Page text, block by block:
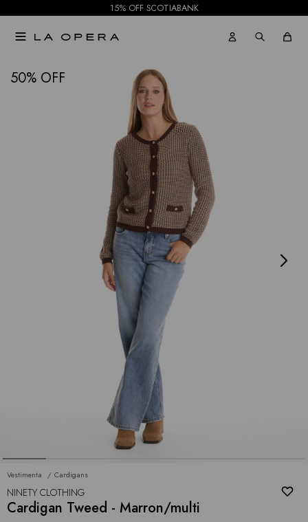
15% OFF SCOTIABANK

50
Vestimenta Cardigans
NINETY CLOTHING
Cardigan Tweed - Marron/multi
NOTIFICARME